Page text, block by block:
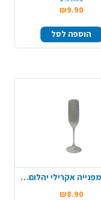
₪9.90
הוספה לסל
גביע שמפנייה אקרילי יהלום - שקוף
₪8.90